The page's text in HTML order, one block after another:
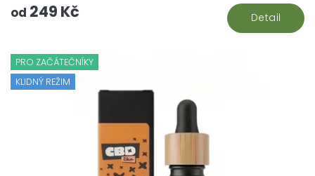
od 249 Kč Detail
PRO ZAČÁTEČNÍKY
KLIDNÝ REŽIM